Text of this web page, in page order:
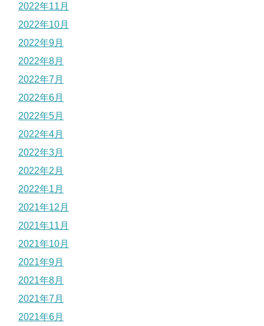
2022年11月
2022年10月
2022年9月
2022年8月
2022年7月
2022年6月
2022年5月
2022年4月
2022年3月
2022年2月
2022年1月
2021年12月
2021年11月
2021年10月
2021年9月
2021年8月
2021年7月
2021年6月